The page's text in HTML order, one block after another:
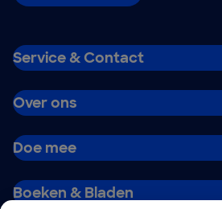
Service & Contact
Over ons
Doe mee
Boeken & Bladen